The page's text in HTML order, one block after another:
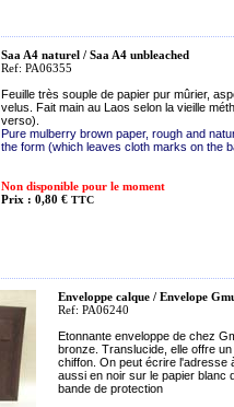
Saa A4 naturel / Saa A4 unbleached
Ref: PA06355
Feuille très souple de papier pur mûrier,
velus. Fait main au Laos selon la vieille
verso).
Pure mulberry brown paper, rough and
the form (which leaves cloth marks on the
Non disponible pour le moment
Prix : 0,80 € TTC
Enveloppe calque / Envelope
Ref: PA06240
Etonnante enveloppe de chez
bronze. Translucide, elle offre
chiffon. On peut écrire l'adresse
aussi en noir sur le papier blanc
bande de protection